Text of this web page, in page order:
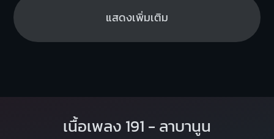
แสดงเพิ่มเติม
เนื้อเพลง 191 - ลาบานูน